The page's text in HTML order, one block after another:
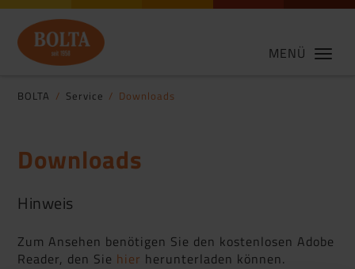
MENÜ
BOLTA Service Downloads
Downloads
Hinweis
Zum Ansehen benötigen Sie den kostenlosen Adobe
Reader, den Sie hier herunterladen können.